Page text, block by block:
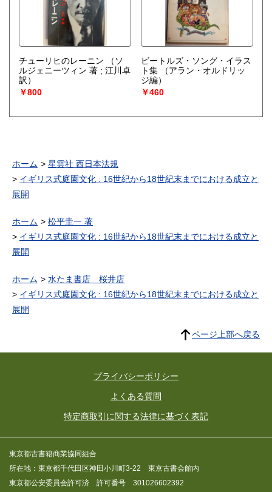
チューリヒのレーニン
（ソ
ルジェニーツィン 著 ; 江川卓
訳）
￥800
ビートルズ・ソング・イラス
ト集
（アラン・オルドリッ
ジ編）
￥460
ホーム
星雲社 西日本法規
イギリス式庭園文化 : 16世紀から18世紀末までにおける成立と
展開
ホーム
松平圭一 著
イギリス式庭園文化 : 16世紀から18世紀末までにおける成立と
展開
ホーム
水たま書店 桜井店
イギリス式庭園文化 : 16世紀から18世紀末までにおける成立と
展開
ページ上部へ戻る
プライバシーポリシー
よくある質問
特定商取引に関する法律に基づく表記
東京都古書籍商業協同組合
所在地：東京都千代田区神田小川町3-22 東京古書会館内
東京都公安委員会許可済 許可番号 301026602392